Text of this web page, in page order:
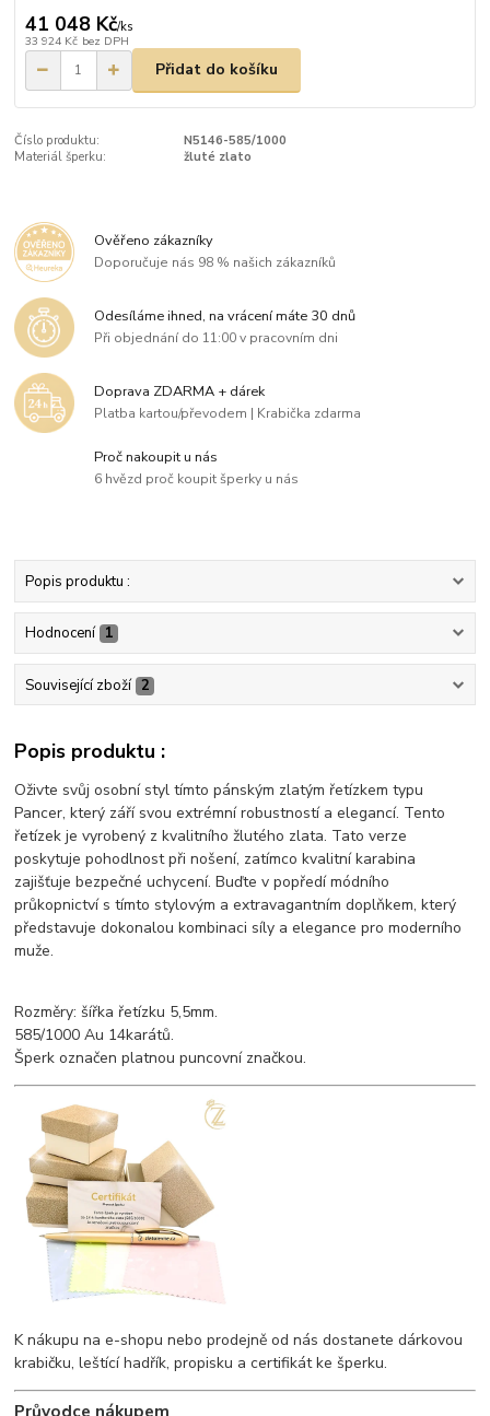
41 048 Kč/ks
33 924 Kč bez DPH
Přidat do košíku
Číslo produktu:
N5146-585/1000
Materiál šperku:
žluté zlato
Ověřeno zákazníky
Doporučuje nás 98 % našich zákazníků
Odesíláme ihned, na vrácení máte 30 dnů
Při objednání do 11:00 v pracovním dni
Doprava ZDARMA + dárek
Platba kartou/převodem | Krabička zdarma
Proč nakoupit u nás
6 hvězd proč koupit šperky u nás
Popis produktu :
Hodnocení 1
Související zboží 2
Popis produktu :
Oživte svůj osobní styl tímto pánským zlatým řetízkem typu
Pancer, který září svou extrémní robustností a elegancí. Tento
řetízek je vyrobený z kvalitního žlutého zlata. Tato verze
poskytuje pohodlnost při nošení, zatímco kvalitní karabina
zajišťuje bezpečné uchycení. Buďte v popředí módního
průkopnictví s tímto stylovým a extravagantním doplňkem, který
představuje dokonalou kombinaci síly a elegance pro moderního
muže.
Rozměry: šířka řetízku 5,5mm.
585/1000 Au 14karátů.
Šperk označen platnou puncovní značkou.
K nákupu na e-shopu nebo prodejně od nás dostanete dárkovou
krabičku, leštící hadřík, propisku a certifikát ke šperku.
Průvodce nákupem